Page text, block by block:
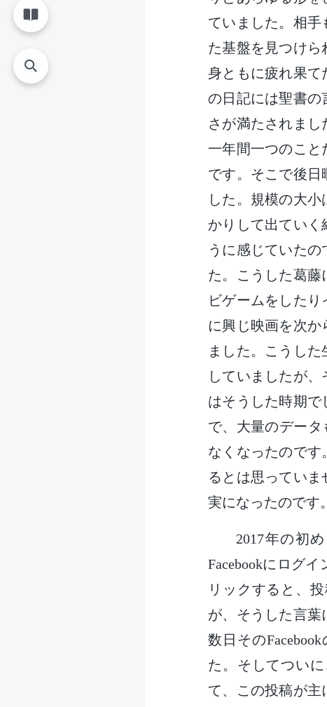
ていました。相手
た基盤を見つけ
身ともに疲れ果て
の日記には聖書の
さが満たされま
一年間一つのこと
です。そこで後日
した。規模の大
かりして出ていく
うに感じていた
た。こうした葛藤
ビゲームをした
に興じ映画を次
ました。こうし
していましたが
はそうした時期
で、大量のデータ
なくなったので
るとは思ってい
実になったのです。
2017年の初
Facebookにログ
リックすると、
が、そうした言
数日その
た。そしてつい
て、この投稿が